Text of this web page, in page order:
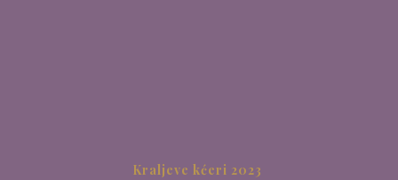
Kraljeve kćeri 2023